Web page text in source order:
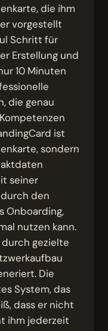
die ihm
vorgestellt
Schritt für
Erstellung und
10 Minuten
die genau
ist
sondern
seiner
den
Onboarding,
nutzen kann.
gezielte
Die
System, das
dass er nicht
ihm jederzeit